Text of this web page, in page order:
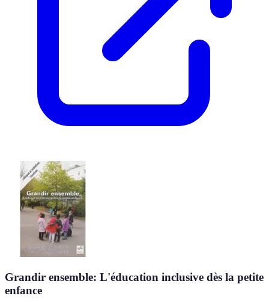
Grandir ensemble: L'éducation inclusive dès la petite
enfance